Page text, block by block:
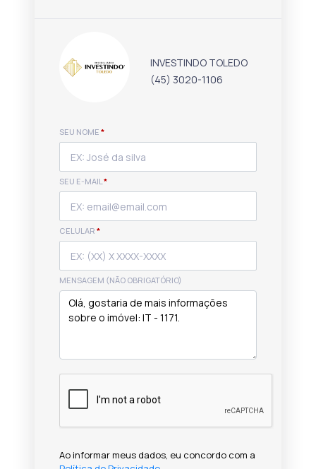
INVESTINDO TOLEDO
(45) 3020-1106
SEU NOME *
SEU E-MAIL*
CELULAR *
MENSAGEM (NÃO OBRIGATÓRIO)
Ao informar meus dados, eu concordo com a